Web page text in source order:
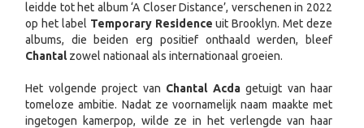
leidde tot het album ‘A Closer Distance’, verschenen in 2022
op het label Temporary Residence uit Brooklyn. Met deze
albums, die beiden erg positief onthaald werden, bleef
Chantalzowel nationaal als internationaal groeien.
Het volgende project van Chantal Acdagetuigt van haar
tomeloze ambitie. Nadat ze voornamelijk naam maakte met
ingetogen kamerpop, wilde ze in het verlengde van haar